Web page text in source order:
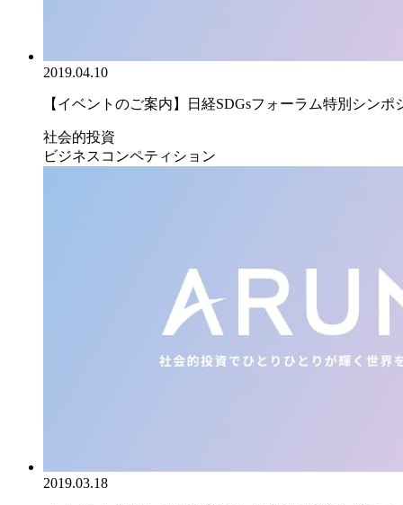
2019.04.10
【イベントのご案内】日経SDGsフォーラム特別シンポ
社会的投資
ビジネスコンペティション
2019.03.18